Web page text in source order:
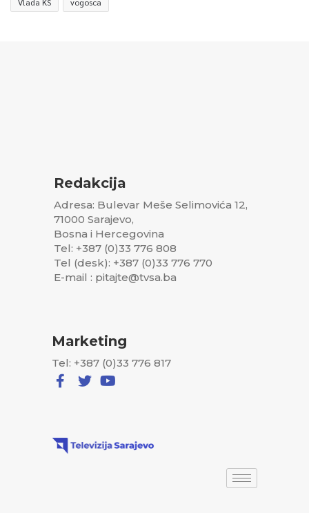
Redakcija
Adresa: Bulevar Meše Selimovića 12,
71000 Sarajevo,
Bosna i Hercegovina
Tel: +387 (0)33 776 808
Tel (desk): +387 (0)33 776 770
E-mail : pitajte@tvsa.ba
Marketing
Tel: +387 (0)33 776 817